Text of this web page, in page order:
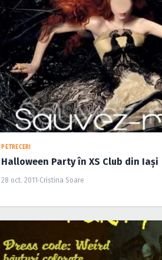
PETRECERI
Halloween Party în XS Club din Iaşi
28 oct. 2011·Cristina Soare